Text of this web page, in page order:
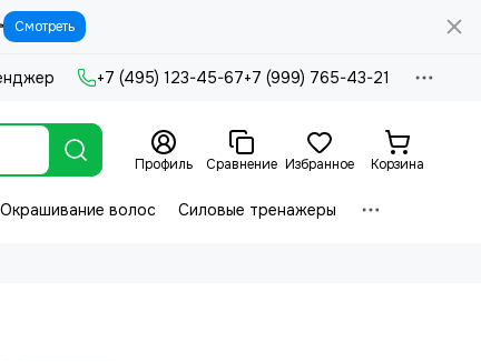
Смотреть
+7 (495) 123-45-67+7 (999) 765-43-21
Профиль Сравнение Избранное Корзина
Окрашивание волос Силовые тренажеры